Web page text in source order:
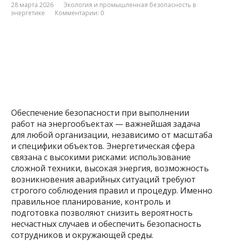
28 марта 2026
Экология и промышленная безопасность в
энергетике
Комментарии: 0
Обеспечение безопасности при выполнении
работ на энергообъектах — важнейшая задача
для любой организации, независимо от масштаба
и специфики объектов. Энергетическая сфера
связана с высокими рисками: использование
сложной техники, высокая энергия, возможность
возникновения аварийных ситуаций требуют
строгого соблюдения правил и процедур. Именно
правильное планирование, контроль и
подготовка позволяют снизить вероятность
несчастных случаев и обеспечить безопасность
сотрудников и окружающей среды.